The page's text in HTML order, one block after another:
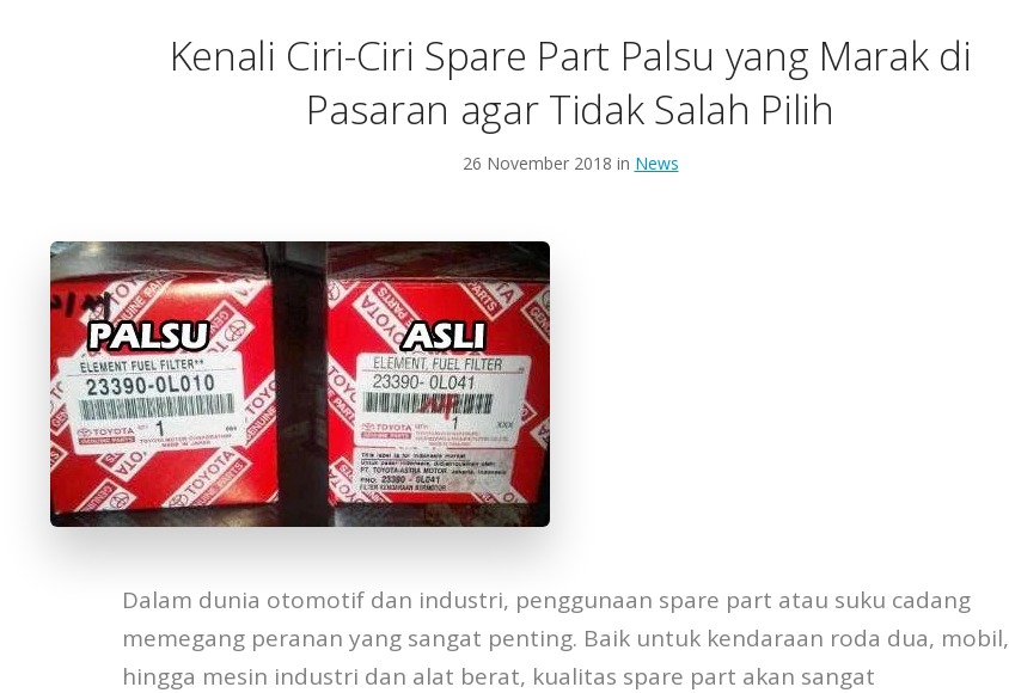
Kenali Ciri-Ciri Spare Part Palsu yang Marak di
Pasaran agar Tidak Salah Pilih
26 November 2018 in News
Dalam dunia otomotif dan industri, penggunaan spare part atau suku cadang
memegang peranan yang sangat penting. Baik untuk kendaraan roda dua, mobil,
hingga mesin industri dan alat berat, kualitas spare part akan sangat